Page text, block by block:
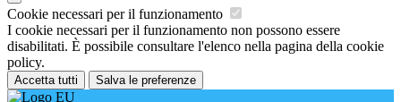
Cookie necessari per il funzionamento
I cookie necessari per il funzionamento non possono essere
disabilitati. È possibile consultare l'elenco nella pagina della cookie
policy.
Accetta tutti Salva le preferenze